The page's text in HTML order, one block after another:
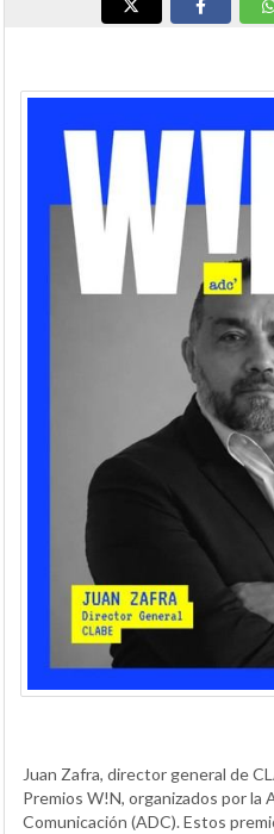
Juan Zafra, director general de
Premios W!N, organizados por la
Comunicación (ADC). Estos